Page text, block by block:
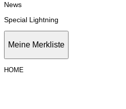
News
Special Lightning
Meine Merkliste
HOME